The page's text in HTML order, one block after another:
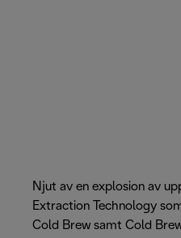
Njut av en explosion av
Extraction Technology
Cold Brew samt Cold